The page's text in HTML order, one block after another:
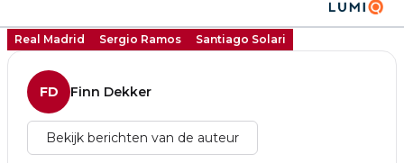
Real Madrid Sergio Ramos Santiago Solari
FD Finn Dekker
Bekijk berichten van de auteur